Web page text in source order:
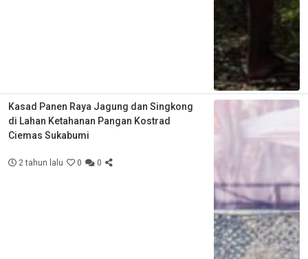
Kasad Panen Raya Jagung dan Singkong
di Lahan Ketahanan Pangan Kostrad
Ciemas Sukabumi
2 tahun lalu 0 0